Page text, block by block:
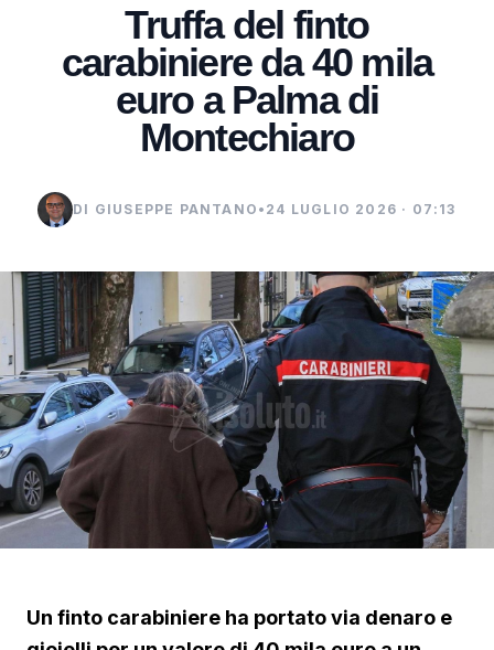
Truffa del finto
carabiniere da 40 mila
euro a Palma di
Montechiaro
DI GIUSEPPE PANTANO • 24 LUGLIO 2026 · 07:13
Un finto carabiniere ha portato via denaro e